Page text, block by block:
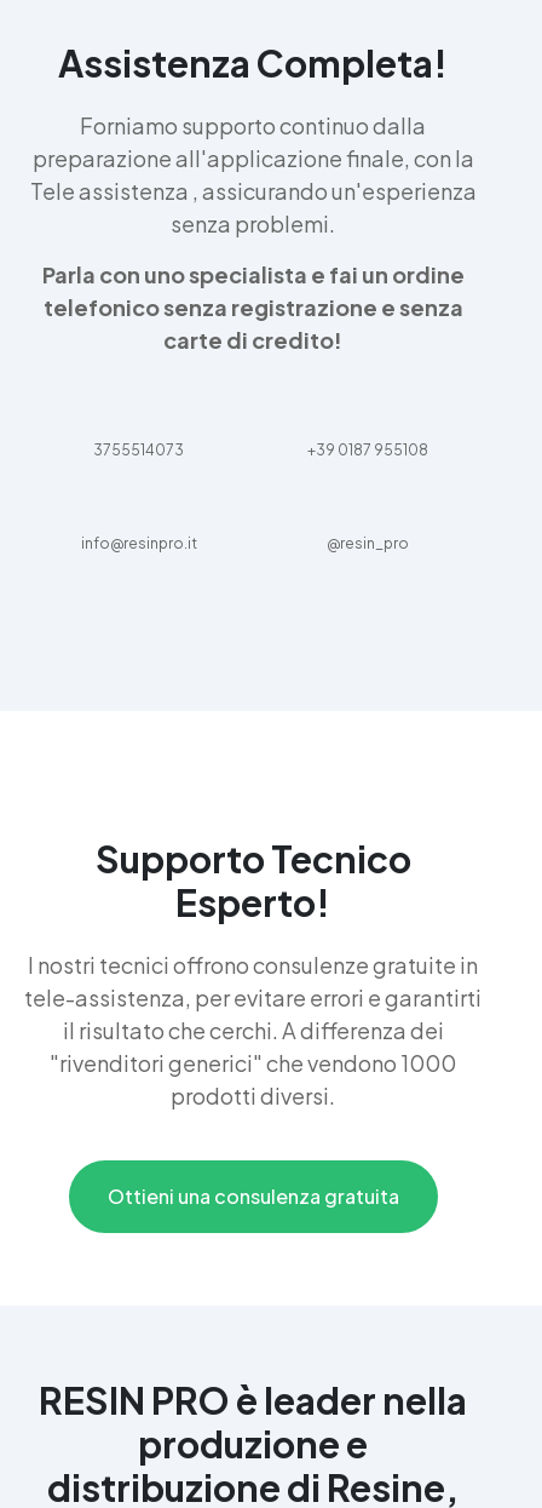
Assistenza Completa!
Forniamo supporto continuo dalla
preparazione all'applicazione finale, con la
Tele assistenza , assicurando un'esperienza
senza problemi.
Parla con uno specialista e fai un ordine
telefonico senza registrazione e senza
carte di credito!
3755514073 +39 0187 955108
info@resinpro.it @resin_pro
Supporto Tecnico
Esperto!
I nostri tecnici offrono consulenze gratuite in
tele-assistenza, per evitare errori e garantirti
il risultato che cerchi. A differenza dei
"rivenditori generici" che vendono 1000
prodotti diversi.
Ottieni una consulenza gratuita
RESIN PRO è leader nella
produzione e
distribuzione di Resine,